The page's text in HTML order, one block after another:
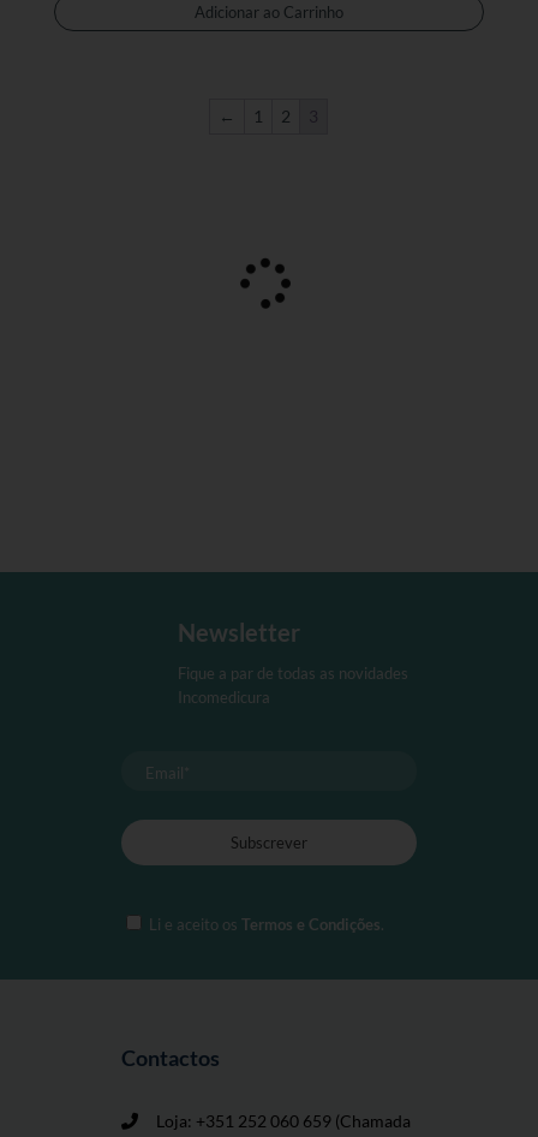
Adicionar ao Carrinho
← 1 2 3
Newsletter
Fique a par de todas as novidades
Incomedicura
Li e aceito os Termos e Condições.
Contactos
Loja: +351 252 060 659 (Chamada